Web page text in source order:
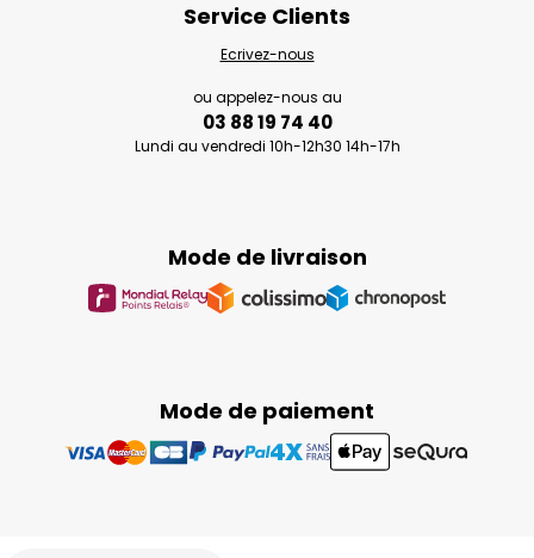
Mode de paiement
Mode de livraison
Service Clients
Ecrivez-nous
ou appelez-nous au
03 88 19 74 40
Lundi au vendredi 10h-12h30 14h-17h